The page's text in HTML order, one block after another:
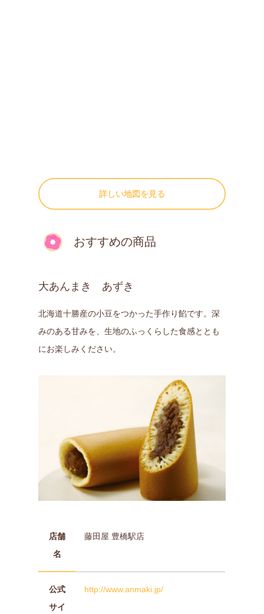
詳しい地図を見る
おすすめの商品
大あんまき あずき
北海道十勝産の小豆をつかった手作り餡です。深
みのある甘みを、生地のふっくらした食感ととも
にお楽しみください。
店舗
名
藤田屋 豊橋駅店
公式
サイ
http://www.anmaki.jp/